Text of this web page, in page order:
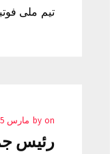
تیم ملی
by on مارس 15, 2016
رئیس